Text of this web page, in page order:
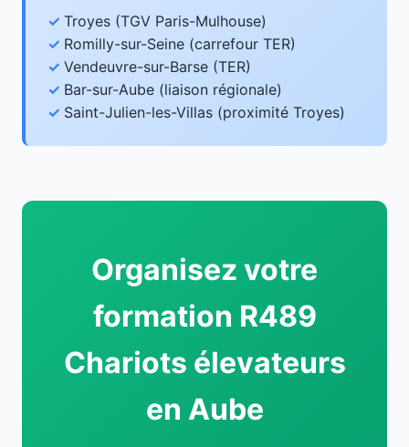
Troyes (TGV Paris-Mulhouse)
Romilly-sur-Seine (carrefour TER)
Vendeuvre-sur-Barse (TER)
Bar-sur-Aube (liaison régionale)
Saint-Julien-les-Villas (proximité Troyes)
Organisez votre
formation R489
Chariots élevateurs
en Aube